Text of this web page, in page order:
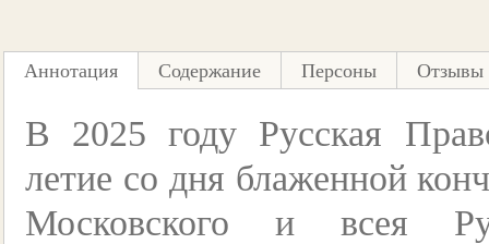
Аннотация Содержание Персоны Отзывы
В 2025 году Русская
летие со дня блаженной
Московского и всея